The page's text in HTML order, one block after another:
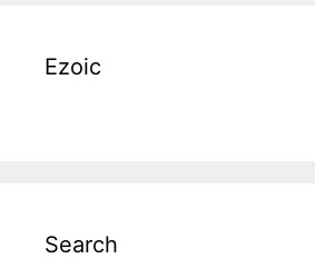
Ezoic
Search